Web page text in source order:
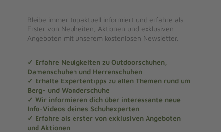
Bleibe immer topaktuell informiert und erfahre als
Erster von Neuheiten, Aktionen und exklusiven
Angeboten mit unserem kostenlosen Newsletter.
✓ Erfahre Neuigkeiten zu Outdoorschuhen,
Damenschuhen und Herrenschuhen
✓ Erhalte Expertentipps zu allen Themen rund um
Berg- und Wanderschuhe
✓ Wir informieren dich über interessante neue
Info-Videos deines Schuhexperten
✓ Erfahre als erster von exklusiven Angeboten
und Aktionen